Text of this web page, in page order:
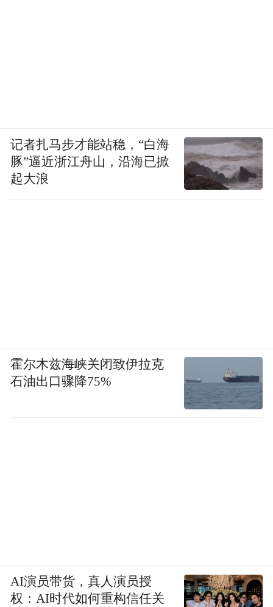
记者扎马步才能站稳，“白海
豚”逼近浙江舟山，沿海已掀
起大浪
霍尔木兹海峡关闭致伊拉克
石油出口骤降75%
AI演员带货，真人演员授
权：AI时代如何重构信任关